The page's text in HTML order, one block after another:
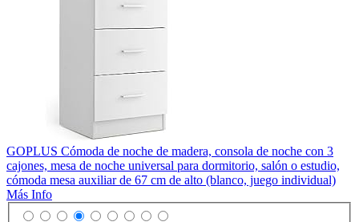
GOPLUS Cómoda de noche de madera, consola de noche con 3
cajones, mesa de noche universal para dormitorio, salón o estudio,
cómoda mesa auxiliar de 67 cm de alto (blanco, juego individual)
Más Info